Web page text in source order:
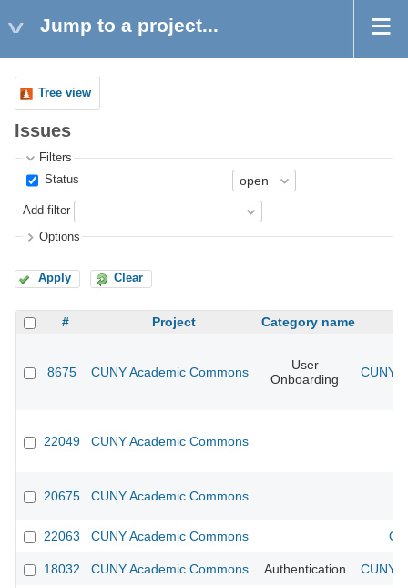
Jump to a project...
Tree view
Issues
Filters
Status
Add filter
Options
Apply Clear
# Project Category name
8675 CUNY Academic Commons
User
Onboarding
CUNY
22049 CUNY Academic Commons
20675 CUNY Academic Commons
22063 CUNY Academic Commons
18032 CUNY Academic Commons Authentication CUNY